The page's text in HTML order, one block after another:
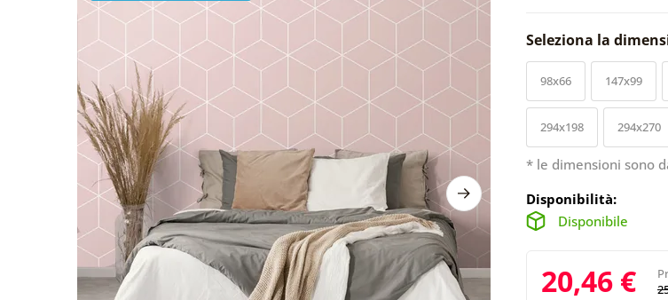
Seleziona la
98x66 147x99
294x198 294x270
* le dimensioni sono
Disponibilità:
Disponibile
20,46 €